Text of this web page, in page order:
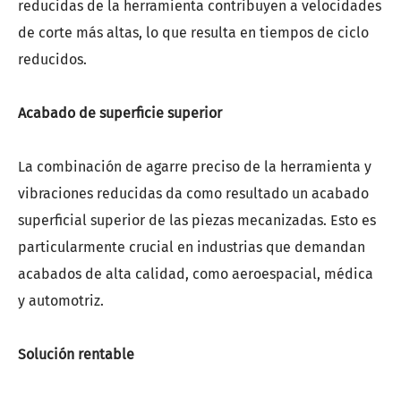
reducidas de la herramienta contribuyen a velocidades
de corte más altas, lo que resulta en tiempos de ciclo
reducidos.
Acabado de superficie superior
La combinación de agarre preciso de la herramienta y
vibraciones reducidas da como resultado un acabado
superficial superior de las piezas mecanizadas. Esto es
particularmente crucial en industrias que demandan
acabados de alta calidad, como aeroespacial, médica
y automotriz.
Solución rentable